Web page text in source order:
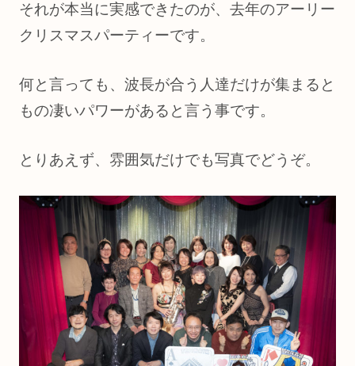
それが本当に実感できたのが、去年のアーリー
クリスマスパーティーです。
何と言っても、波長が合う人達だけが集まると
もの凄いパワーがあると言う事です。
とりあえず、雰囲気だけでも写真でどうぞ。